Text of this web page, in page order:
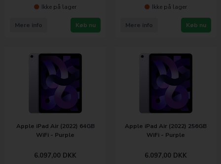
Ikke på lager
Køb nu
Mere info
Ikke på lager
Køb nu
Mere info
Apple iPad Air (2022) 64GB
WiFi - Purple
6.097,00 DKK
Apple iPad Air (2022) 256GB
WiFi - Purple
6.097,00 DKK